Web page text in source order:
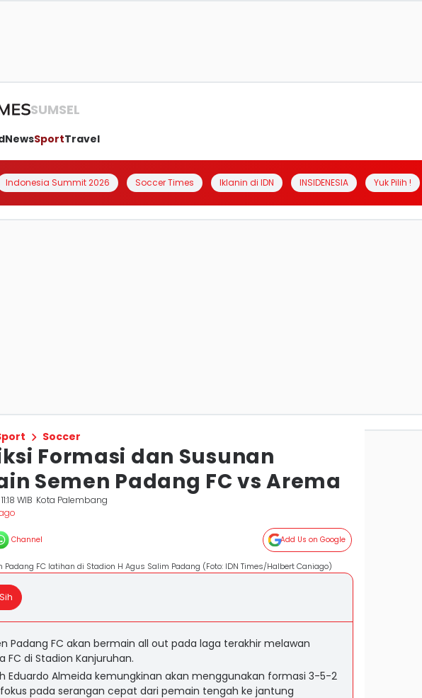
SUMSEL
NewsSportTravel
Indonesia Summit 2026 Soccer Times Iklanin di IDN INSIDENESIA Yuk Pilih !
Soccer
Formasi dan Susunan
Semen Padang FC vs Arema
WIB Kota Palembang
Channel Add Us on Google
Padang FC latihan di Stadion H Agus Salim Padang (Foto: IDN Times/Halbert Caniago)
Padang FC akan bermain all out pada laga terakhir melawan
FC di Stadion Kanjuruhan.
Eduardo Almeida kemungkinan akan menggunakan formasi 3-5-2
pada serangan cepat dari pemain tengah ke jantung